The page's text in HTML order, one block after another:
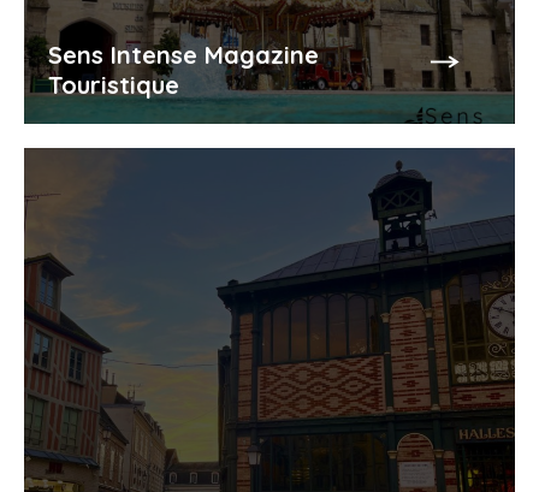
Sens Intense Magazine
Touristique